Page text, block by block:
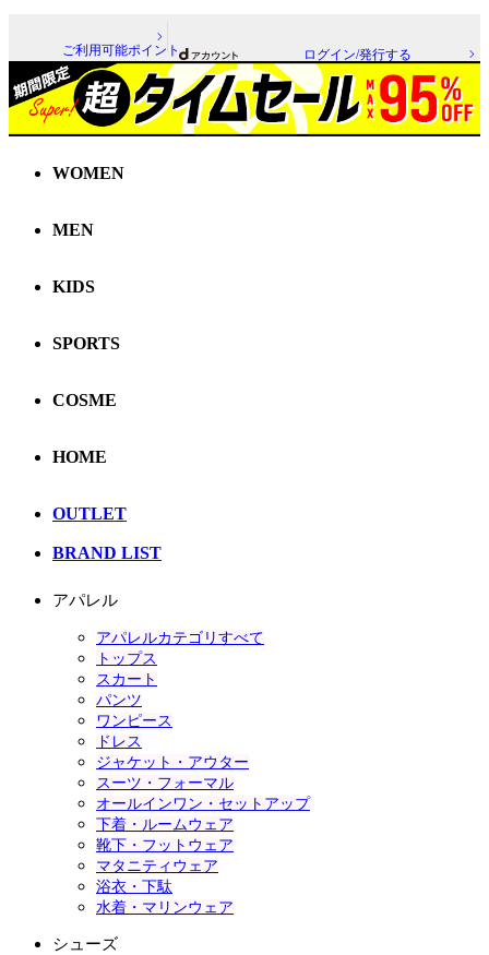
ご利用可能ポイント ログイン/発行する
WOMEN
MEN
KIDS
SPORTS
COSME
HOME
OUTLET
BRAND LIST
アパレル
アパレルカテゴリすべて
トップス
スカート
パンツ
ワンピース
ドレス
ジャケット・アウター
スーツ・フォーマル
オールインワン・セットアップ
下着・ルームウェア
靴下・フットウェア
マタニティウェア
浴衣・下駄
水着・マリンウェア
シューズ